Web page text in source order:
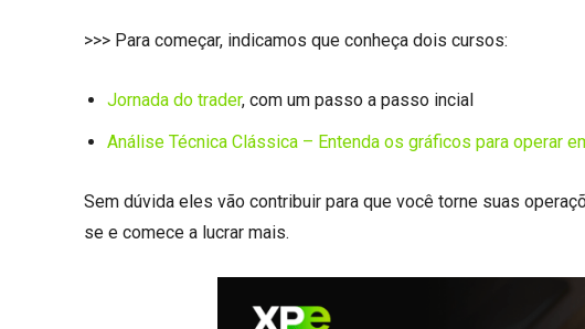
>>> Para começar, indicamos que conheça dois cursos:
Jornada do trader, com um passo a passo incial
Análise Técnica Clássica – Entenda os gráficos para operar
Sem dúvida eles vão contribuir para que você torne suas
se e comece a lucrar mais.